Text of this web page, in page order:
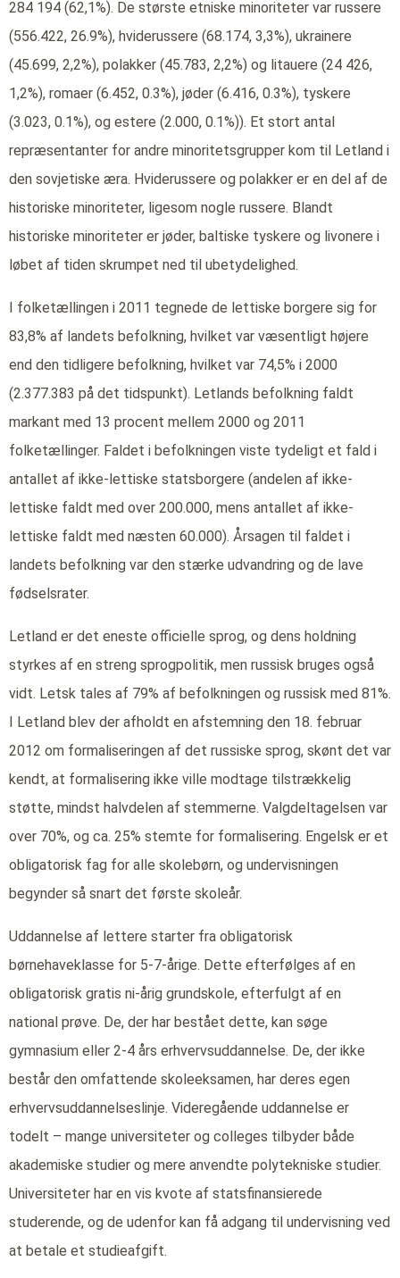
284 194 (62,1%). De største etniske minoriteter var russere
(556.422, 26.9%), hviderussere (68.174, 3,3%), ukrainere
(45.699, 2,2%), polakker (45.783, 2,2%) og litauere (24 426,
1,2%), romaer (6.452, 0.3%), jøder (6.416, 0.3%), tyskere
(3.023, 0.1%), og estere (2.000, 0.1%)). Et stort antal
repræsentanter for andre minoritetsgrupper kom til Letland i
den sovjetiske æra. Hviderussere og polakker er en del af de
historiske minoriteter, ligesom nogle russere. Blandt
historiske minoriteter er jøder, baltiske tyskere og livonere i
løbet af tiden skrumpet ned til ubetydelighed.
I folketællingen i 2011 tegnede de lettiske borgere sig for
83,8% af landets befolkning, hvilket var væsentligt højere
end den tidligere befolkning, hvilket var 74,5% i 2000
(2.377.383 på det tidspunkt). Letlands befolkning faldt
markant med 13 procent mellem 2000 og 2011
folketællinger. Faldet i befolkningen viste tydeligt et fald i
antallet af ikke-lettiske statsborgere (andelen af ikke-
lettiske faldt med over 200.000, mens antallet af ikke-
lettiske faldt med næsten 60.000). Årsagen til faldet i
landets befolkning var den stærke udvandring og de lave
fødselsrater.
Letland er det eneste officielle sprog, og dens holdning
styrkes af en streng sprogpolitik, men russisk bruges også
vidt. Letsk tales af 79% af befolkningen og russisk med 81%.
I Letland blev der afholdt en afstemning den 18. februar
2012 om formaliseringen af det russiske sprog, skønt det var
kendt, at formalisering ikke ville modtage tilstrækkelig
støtte, mindst halvdelen af stemmerne. Valgdeltagelsen var
over 70%, og ca. 25% stemte for formalisering. Engelsk er et
obligatorisk fag for alle skolebørn, og undervisningen
begynder så snart det første skoleår.
Uddannelse af lettere starter fra obligatorisk
børnehaveklasse for 5-7-årige. Dette efterfølges af en
obligatorisk gratis ni-årig grundskole, efterfulgt af en
national prøve. De, der har bestået dette, kan søge
gymnasium eller 2-4 års erhvervsuddannelse. De, der ikke
består den omfattende skoleeksamen, har deres egen
erhvervsuddannelseslinje. Videregående uddannelse er
todelt – mange universiteter og colleges tilbyder både
akademiske studier og mere anvendte polytekniske studier.
Universiteter har en vis kvote af statsfinansierede
studerende, og de udenfor kan få adgang til undervisning ved
at betale et studieafgift.